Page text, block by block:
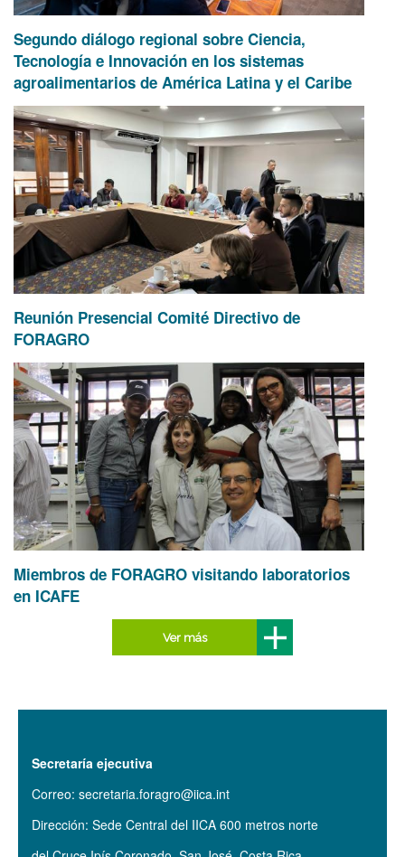
Segundo diálogo regional sobre Ciencia,
Tecnología e Innovación en los sistemas
agroalimentarios de América Latina y el Caribe
Reunión Presencial Comité Directivo de
FORAGRO
Miembros de FORAGRO visitando laboratorios
en ICAFE
Ver más
Secretaría ejecutiva
Correo: secretaria.foragro@iica.int
Dirección: Sede Central del IICA 600 metros norte